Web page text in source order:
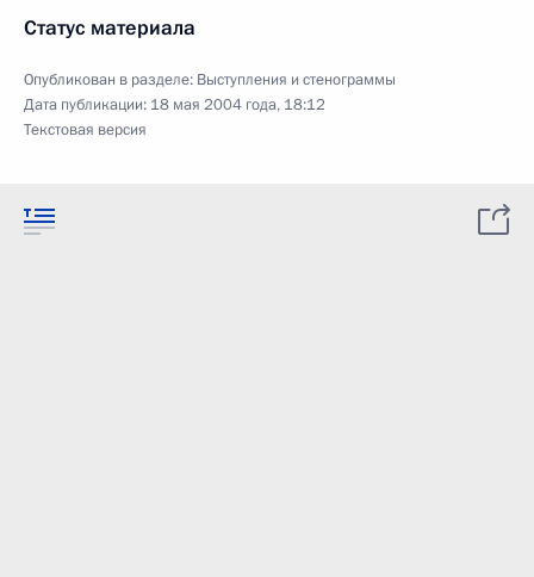
Статус материала
Опубликован в разделе: Выступления и стенограммы
Дата публикации: 18 мая 2004 года, 18:12
Текстовая версия